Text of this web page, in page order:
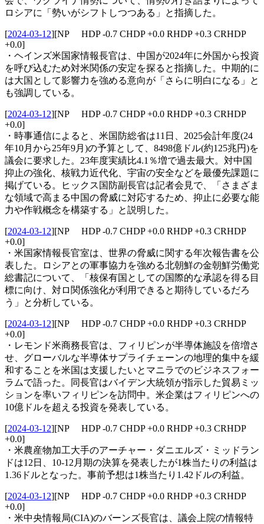
ロシアに「勢いがシフトしつつある」と指摘した。
[2024-03-12][NP HDP -0.7 CHDP +0.0 RHDP +0.3 CRHDP
+0.0]
・ヘインズ米国家情報長官は、中国が2024年に外国から投資
を呼び込むため対米関係の安定を探ると指摘した。中期的に
は大国として影響力を強める意向が「さらに明白になる」と
も強調している。
[2024-03-12][NP HDP -0.7 CHDP +0.0 RHDP +0.3 CRHDP
+0.0]
・時事通信によると、米国防総省は11日、2025会計年度(24
年10月から25年9月)の予算として、8498億ドル(約125兆円)を
議会に要求した。23年度実績比4.1％増で過去最大。対中国
抑止の強化、核戦力近代化、宇宙の安全などを最優先課題に
掲げている。ヒックス国防副長官は記者会見で、「さまざま
な領域で高まる中国の脅威に対応するため、抑止に必要な能
力や作戦概念を構築する」と説明した。
[2024-03-12][NP HDP -0.7 CHDP +0.0 RHDP +0.3 CRHDP
+0.0]
・米国家情報長官室は、世界の脅威に関する年次報告書を公
表した。ロシアとの軍事協力を強める北朝鮮の金朝鮮労働党
総書記について、「核保有国としての国際的な承認を得る目
標に向け、対ロ関係強化が利用できると期待しているだろ
う」と分析している。
[2024-03-12][NP HDP -0.7 CHDP +0.0 RHDP +0.3 CRHDP
+0.0]
・レモンド米商務長官は、フィリピンが半導体施設を倍増さ
せ、グローバルな半導体サプライチェーンの地理的集中を緩
和することを米国は支援したいとマニラでのビジネスフォー
ラムで語った。同長官はバイデン大統領が指示した貿易ミッ
ションを率いフィリピンを訪問中。米企業はフィリピンへの
10億ドルを超える投資を発表している。
[2024-03-12][NP HDP -0.7 CHDP +0.0 RHDP +0.3 CRHDP
+0.0]
・米農産物加工大手のアーチャー・ダニエルズ・ミッドラン
ドは12日、10-12月期の決算を発表したが1株当たりの利益は
1.36ドルとなった。事前予想は1株当たり1.42ドルの利益。
[2024-03-12][NP HDP -0.7 CHDP +0.0 RHDP +0.3 CRHDP
+0.0]
・米中央情報局(CIA)のバーンズ長官は、議会上院の情報特